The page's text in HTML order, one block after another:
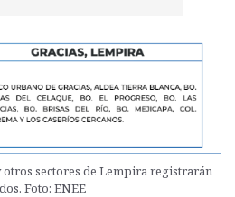
otros sectores de Lempira registrarán
Foto: ENEE